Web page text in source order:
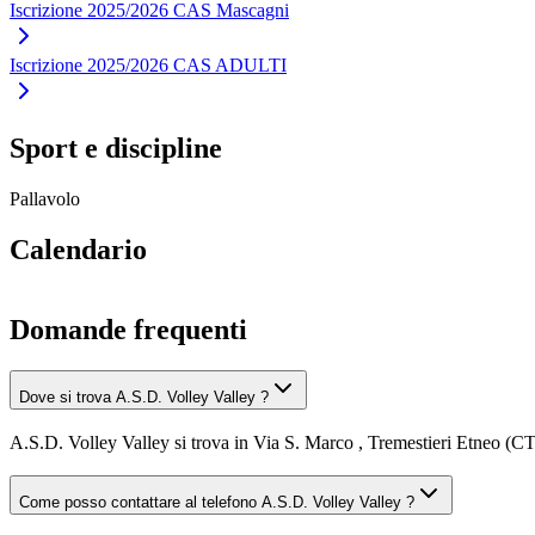
Iscrizione 2025/2026 CAS Mascagni
Iscrizione 2025/2026 CAS ADULTI
Sport e discipline
Pallavolo
Calendario
Domande frequenti
Dove si trova A.S.D. Volley Valley ?
A.S.D. Volley Valley si trova in Via S. Marco , Tremestieri Etneo
Come posso contattare al telefono A.S.D. Volley Valley ?